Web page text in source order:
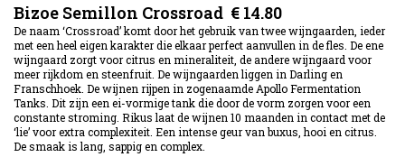
Bizoe Semillon Crossroad € 14.80
De naam ‘Crossroad’ komt door het gebruik van twee wijngaarden, ieder
met een heel eigen karakter die elkaar perfect aanvullen in de fles. De ene
wijngaard zorgt voor citrus en mineraliteit, de andere wijngaard voor
meer rijkdom en steenfruit. De wijngaarden liggen in Darling en
Franschhoek. De wijnen rijpen in zogenaamde Apollo Fermentation
Tanks. Dit zijn een ei-vormige tank die door de vorm zorgen voor een
constante stroming. Rikus laat de wijnen 10 maanden in contact met de
‘lie’ voor extra complexiteit. Een intense geur van buxus, hooi en citrus.
De smaak is lang, sappig en complex.